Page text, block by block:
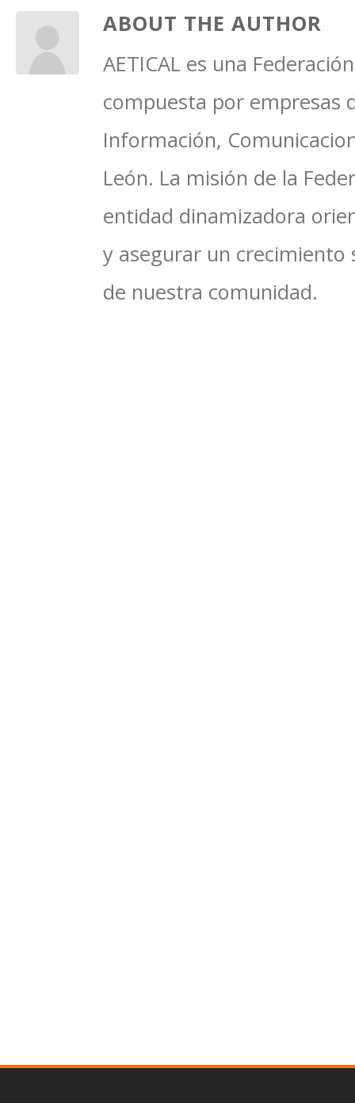
ABOUT THE AUTHOR
AETICAL es una
compuesta por empresas
Información,
León. La misión de la
entidad dinamizadora
y asegurar un crecimiento
de nuestra comunidad.